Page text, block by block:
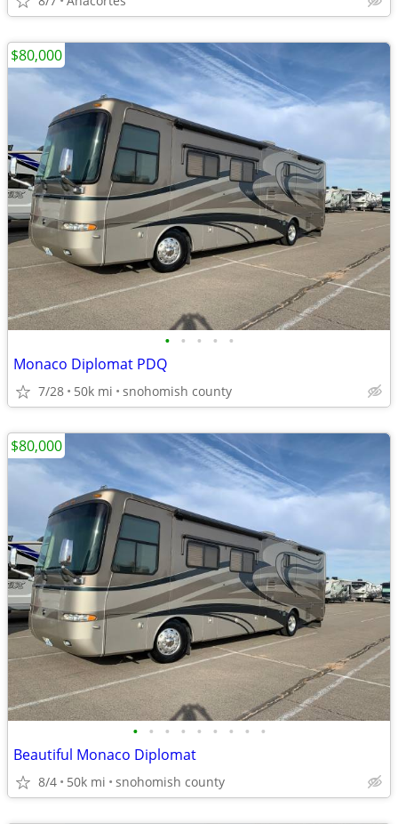
• • • • •
Monaco Diplomat PDQ
7/28 50k mi snohomish county
$80,000
• • • • • • • • •
Beautiful Monaco Diplomat
8/4 50k mi snohomish county
$80,000